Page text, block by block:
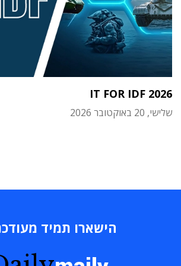
IT FOR IDF 2026
שלישי, 20 באוקטובר 2026
הישארו תמיד